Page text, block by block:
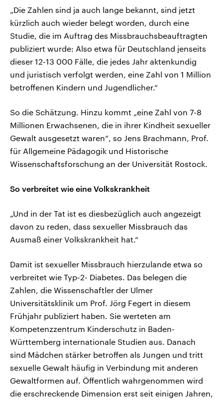
„Die Zahlen sind ja auch lange bekannt, sind jetzt
kürzlich auch wieder belegt worden, durch eine
Studie, die im Auftrag des Missbrauchsbeauftragten
publiziert wurde: Also etwa für Deutschland jenseits
dieser 12-13 000 Fälle, die jedes Jahr aktenkundig
und juristisch verfolgt werden, eine Zahl von 1 Million
betroffenen Kindern und Jugendlicher.“
So die Schätzung. Hinzu kommt „eine Zahl von 7-8
Millionen Erwachsenen, die in ihrer Kindheit sexueller
Gewalt ausgesetzt waren“, so Jens Brachmann, Prof.
für Allgemeine Pädagogik und Historische
Wissenschaftsforschung an der Universität Rostock.
So verbreitet wie eine Volkskrankheit
„Und in der Tat ist es diesbezüglich auch angezeigt
davon zu reden, dass sexueller Missbrauch das
Ausmaß einer Volkskrankheit hat.“
Damit ist sexueller Missbrauch hierzulande etwa so
verbreitet wie Typ-2- Diabetes. Das belegen die
Zahlen, die Wissenschaftler der Ulmer
Universitätsklinik um Prof. Jörg Fegert in diesem
Frühjahr publiziert haben. Sie werteten am
Kompetenzzentrum Kinderschutz in Baden-
Württemberg internationale Studien aus. Danach
sind Mädchen stärker betroffen als Jungen und tritt
sexuelle Gewalt häufig in Verbindung mit anderen
Gewaltformen auf. Öffentlich wahrgenommen wird
die erschreckende Dimension erst seit einigen Jahren,